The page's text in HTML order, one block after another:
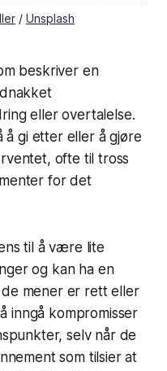
/ Unsplash
beskriver en
eller overtalelse.
å gi etter eller å gjøre
ofte til tross
for det
til å være lite
og kan ha en
mener er rett eller
inngå kompromisser
selv når de
som tilsier at